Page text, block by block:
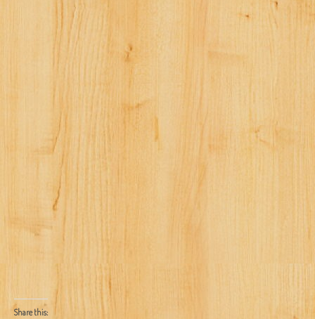
Share this: